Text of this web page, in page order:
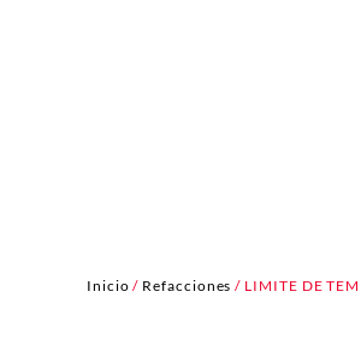
Inicio / Refacciones / LIMITE DE